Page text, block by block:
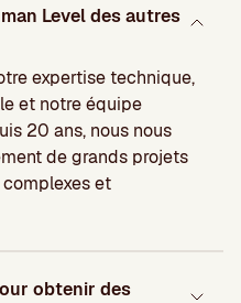
Level des autres
expertise technique,
et notre équipe
20 ans, nous nous
de grands projets
et
obtenir des